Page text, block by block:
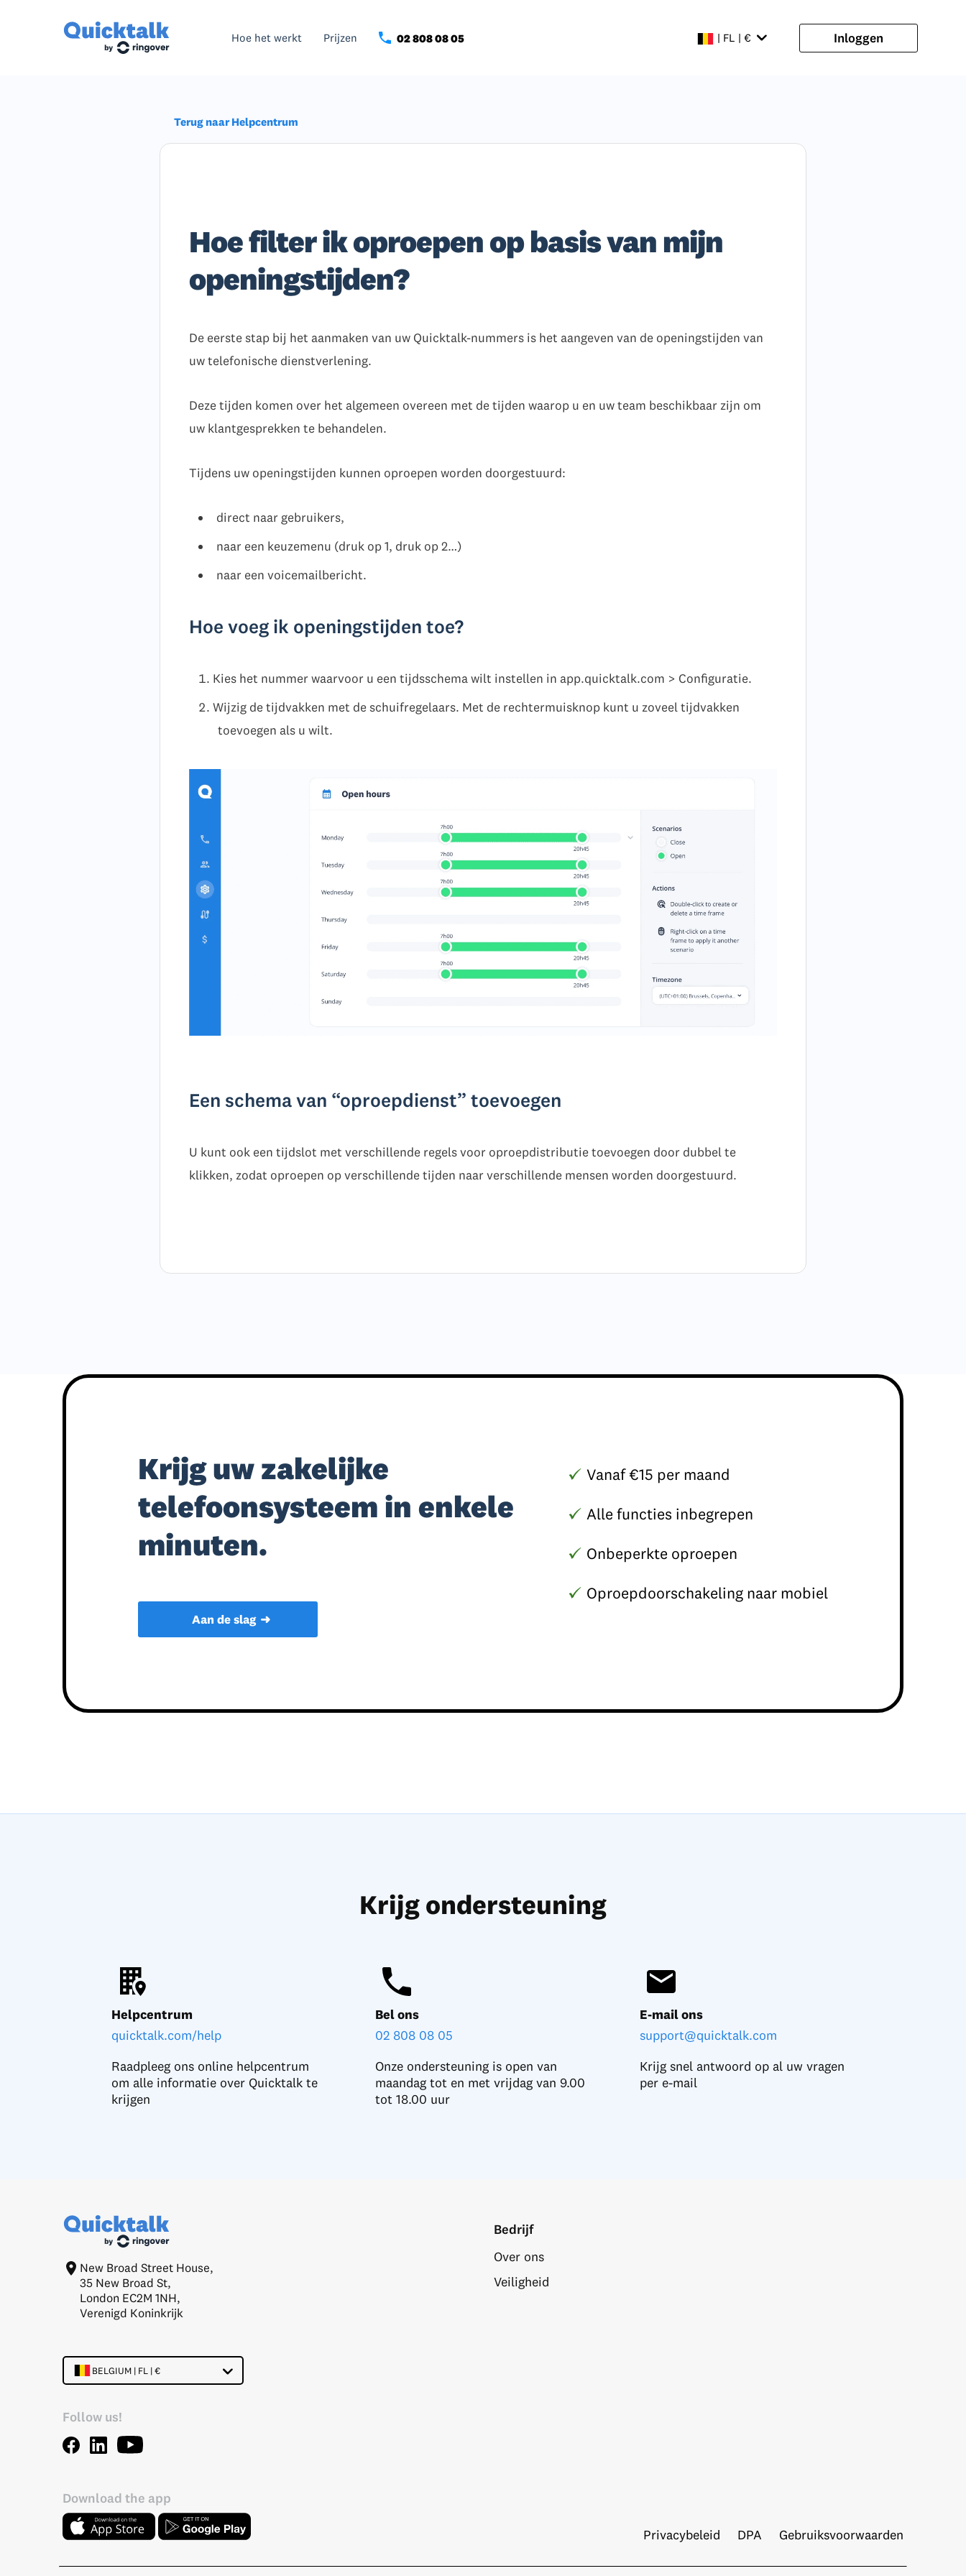
Hoe het werkt Prijzen 02 808 08 05 | FL | € Inloggen
Terug naar Helpcentrum
Hoe filter ik oproepen op basis van mijn
openingstijden?
De eerste stap bij het aanmaken van uw Quicktalk-nummers is het aangeven van de openingstijden van
uw telefonische dienstverlening.
Deze tijden komen over het algemeen overeen met de tijden waarop u en uw team beschikbaar zijn om
uw klantgesprekken te behandelen.
Tijdens uw openingstijden kunnen oproepen worden doorgestuurd:
direct naar gebruikers,
naar een keuzemenu (druk op 1, druk op 2…)
naar een voicemailbericht.
Hoe voeg ik openingstijden toe?
Kies het nummer waarvoor u een tijdsschema wilt instellen in app.quicktalk.com > Configuratie.
Wijzig de tijdvakken met de schuifregelaars. Met de rechtermuisknop kunt u zoveel tijdvakken
toevoegen als u wilt.
Een schema van “oproepdienst” toevoegen
U kunt ook een tijdslot met verschillende regels voor oproepdistributie toevoegen door dubbel te
klikken, zodat oproepen op verschillende tijden naar verschillende mensen worden doorgestuurd.
Krijg uw zakelijke
telefoonsysteem in enkele
minuten.
Aan de slag➜
Vanaf €15 per maand
Alle functies inbegrepen
Onbeperkte oproepen
Oproepdoorschakeling naar mobiel
Krijg ondersteuning
Helpcentrum
quicktalk.com/help
Raadpleeg ons online helpcentrum
om alle informatie over Quicktalk te
krijgen
Bel ons
02 808 08 05
Onze ondersteuning is open van
maandag tot en met vrijdag van 9.00
tot 18.00 uur
E-mail ons
support@quicktalk.com
Krijg snel antwoord op al uw vragen
per e-mail
New Broad Street House,
35 New Broad St,
London EC2M 1NH,
Verenigd Koninkrijk
BELGIUM | FL | €
Bedrijf
Over ons
Veiligheid
Follow us!
Download the app
Privacybeleid DPA Gebruiksvoorwaarden